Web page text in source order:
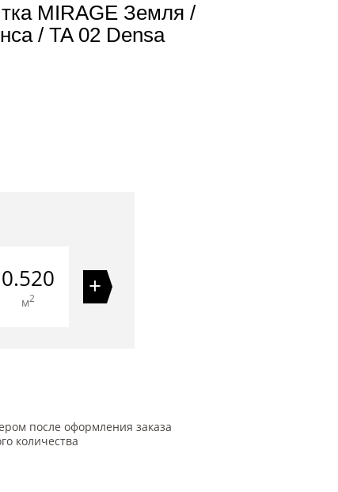
MIRAGE Земля /
/ TA 02 Densa
0.520
м2 +
после оформления заказа
количества